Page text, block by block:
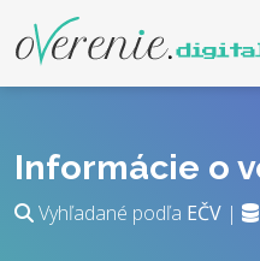
Informácie o
Vyhľadané podľa EČV |